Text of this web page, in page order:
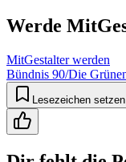
Werde
MitGestalter werden
Bündnis 90/Die
Lesezeichen setzen